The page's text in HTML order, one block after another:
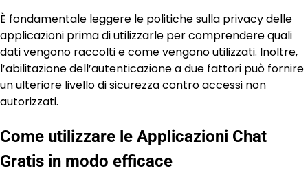
È fondamentale leggere le politiche sulla privacy delle
applicazioni prima di utilizzarle per comprendere quali
dati vengono raccolti e come vengono utilizzati. Inoltre,
l’abilitazione dell’autenticazione a due fattori può fornire
un ulteriore livello di sicurezza contro accessi non
autorizzati.
Come utilizzare le Applicazioni Chat
Gratis in modo efficace